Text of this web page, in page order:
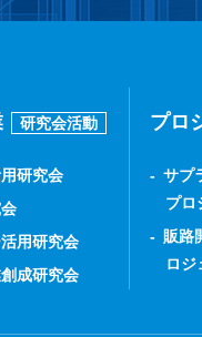
研究会活動
研究会
用研究会
成研究会
プロ
サプ
プロ
販路
ロジ